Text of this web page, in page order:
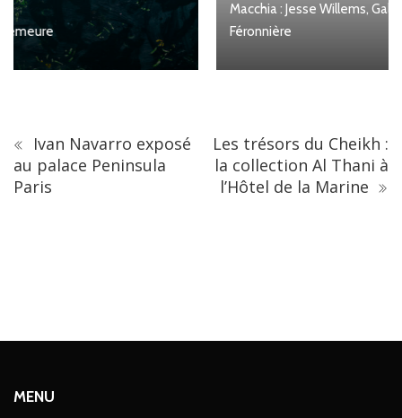
Macchia : Jesse Willems, Galerie Clémentine de la
Féronnière
Ivan Navarro exposé
au palace Peninsula
Paris
Les trésors du Cheikh :
la collection Al Thani à
l’Hôtel de la Marine
MENU